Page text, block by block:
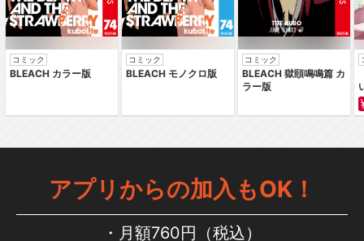
コミック
BLEACH カラー版
コミック
BLEACH モノクロ版
コミック
BLEACH 獄頤鳴鳴篇 カ
ラー版
アプリからの加入もOK！
月額760円（税込）